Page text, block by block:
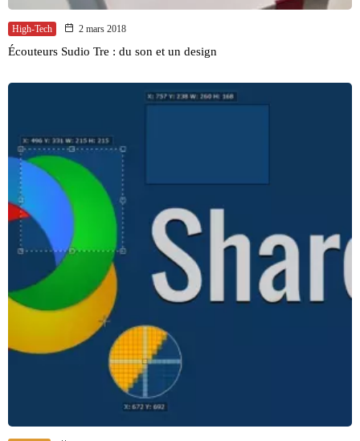
High-Tech 2 mars 2018
Écouteurs Sudio Tre : du son et un design